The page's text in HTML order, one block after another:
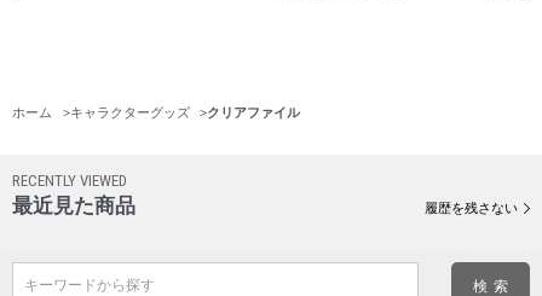
ホーム >キャラクターグッズ >クリアファイル
RECENTLY VIEWED
最近見た商品 履歴を残さない
キーワードから探す